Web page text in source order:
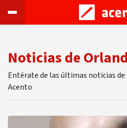
Noticias de
Entérate de las últimas noticias de
Acento